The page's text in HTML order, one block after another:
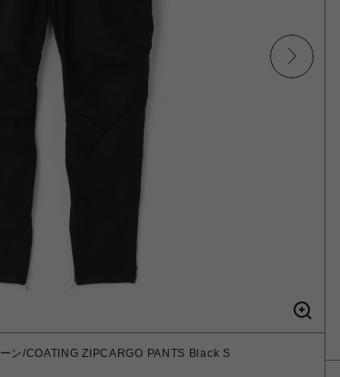
ン/COATING ZIPCARGO PANTS Black S